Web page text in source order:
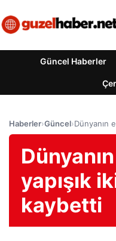
Güncel Haberler
Haberler›Güncel›Dünyanın
yapışık
kaybetti